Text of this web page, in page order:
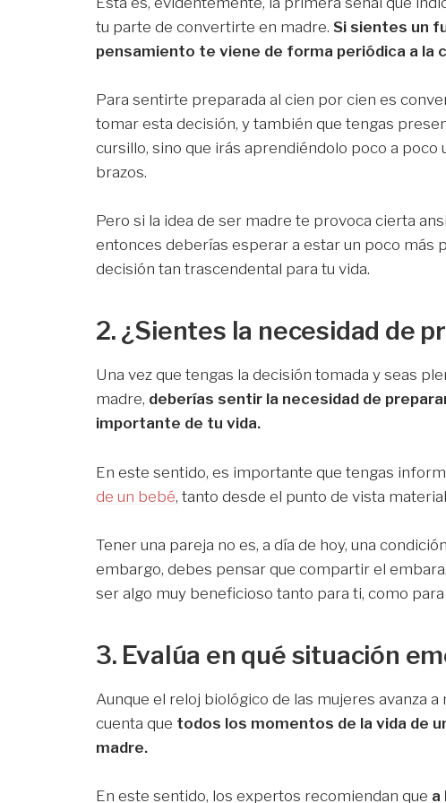
tu parte de convertirte en madre. Si sientes un
pensamiento te viene de forma periódica a la
Para sentirte preparada al cien por cien es
tomar esta decisión, y también que tengas
cursillo, sino que irás aprendiéndolo poco a poco
brazos.
Pero si la idea de ser madre te provoca cierta
entonces deberías esperar a estar un poco más
decisión tan trascendental para tu vida.
2. ¿Sientes la necesidad de
Una vez que tengas la decisión tomada y seas
madre, deberías sentir la necesidad de
importante de tu vida.
En este sentido, es importante que tengas
de un bebé, tanto desde el punto de vista
Tener una pareja no es, a día de hoy, una
embargo, debes pensar que compartir el
ser algo muy beneficioso tanto para ti, como
3. Evalúa en qué situación
Aunque el reloj biológico de las mujeres avanza
cuenta que todos los momentos de la vida de
madre.
En este sentido, los expertos recomiendan que a